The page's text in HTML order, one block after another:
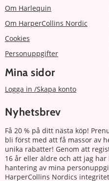
Om Harlequin
Om HarperCollins Nordic
Cookies
Personuppgifter
Mina sidor
Logga in /Skapa konto
Nyhetsbrev
Få 20 % på ditt nästa köp!
bli först med att få massor av
unika rabatter! Genom att
16 år eller äldre och att jag
hantering av mina
HarperCollins Nordics